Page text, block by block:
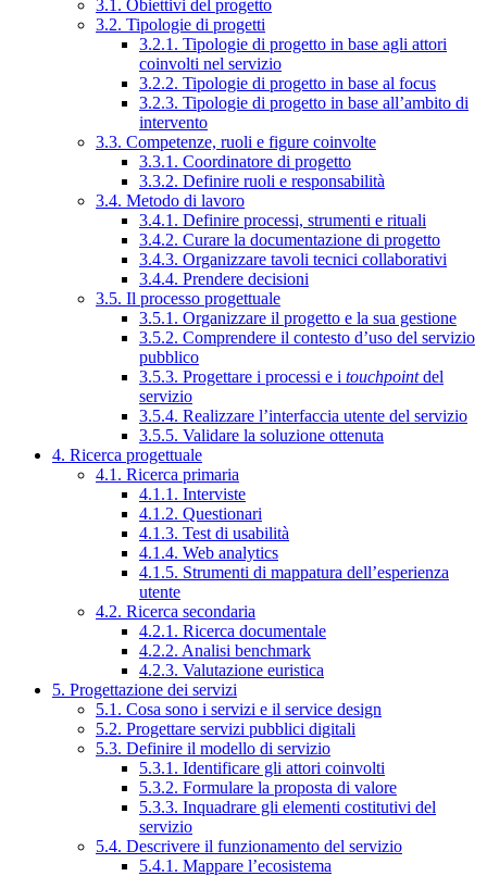
3.1. Obiettivi del progetto
3.2. Tipologie di progetti
3.2.1. Tipologie di progetto in base agli attori
coinvolti nel servizio
3.2.2. Tipologie di progetto in base al focus
3.2.3. Tipologie di progetto in base all’ambito di
intervento
3.3. Competenze, ruoli e figure coinvolte
3.3.1. Coordinatore di progetto
3.3.2. Definire ruoli e responsabilità
3.4. Metodo di lavoro
3.4.1. Definire processi, strumenti e rituali
3.4.2. Curare la documentazione di progetto
3.4.3. Organizzare tavoli tecnici collaborativi
3.4.4. Prendere decisioni
3.5. Il processo progettuale
3.5.1. Organizzare il progetto e la sua gestione
3.5.2. Comprendere il contesto d’uso del servizio
pubblico
3.5.3. Progettare i processi e i touchpointdel
servizio
3.5.4. Realizzare l’interfaccia utente del servizio
3.5.5. Validare la soluzione ottenuta
4. Ricerca progettuale
4.1. Ricerca primaria
4.1.1. Interviste
4.1.2. Questionari
4.1.3. Test di usabilità
4.1.4. Web analytics
4.1.5. Strumenti di mappatura dell’esperienza
utente
4.2. Ricerca secondaria
4.2.1. Ricerca documentale
4.2.2. Analisi benchmark
4.2.3. Valutazione euristica
5. Progettazione dei servizi
5.1. Cosa sono i servizi e il service design
5.2. Progettare servizi pubblici digitali
5.3. Definire il modello di servizio
5.3.1. Identificare gli attori coinvolti
5.3.2. Formulare la proposta di valore
5.3.3. Inquadrare gli elementi costitutivi del
servizio
5.4. Descrivere il funzionamento del servizio
5.4.1. Mappare l’ecosistema